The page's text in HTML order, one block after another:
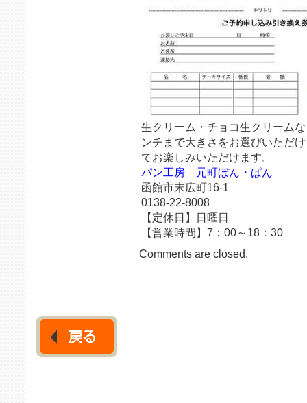
生クリーム・チョコ生クリーム
ンチまで大きさをお選びいただ
てお楽しみいただけます。
パン工房 元町ぼん・ぱん
函館市末広町16-1
0138-22-8008
【定休日】日曜日
【営業時間】7：00～18：30
Comments are closed.